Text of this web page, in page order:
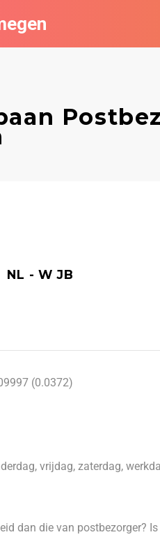
NL - W JB
(0.0372)
vrijdag, zaterdag,
dan die van postbezorger?